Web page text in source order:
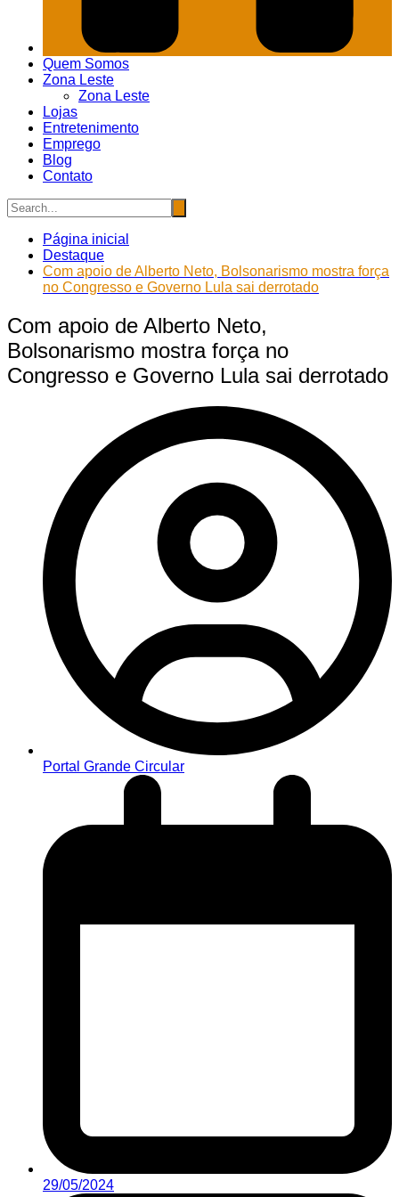
Quem Somos
Zona Leste
Zona Leste
Lojas
Entretenimento
Emprego
Blog
Contato
Página inicial
Destaque
Com apoio de Alberto Neto, Bolsonarismo mostra força
no Congresso e Governo Lula sai derrotado
Com apoio de Alberto Neto,
Bolsonarismo mostra força no
Congresso e Governo Lula sai derrotado
Portal Grande Circular
29/05/2024